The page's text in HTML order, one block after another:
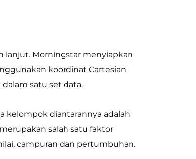
lanjut. Morningstar menyiapkan
koordinat Cartesian
satu set data.
kelompok diantarannya adalah:
salah satu faktor
campuran dan pertumbuhan.